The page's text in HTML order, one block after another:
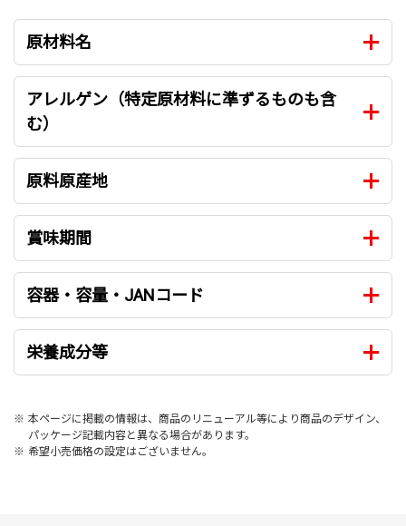
原材料名
アレルゲン（特定原材料に準ずるものも含
む）
原料原産地
賞味期間
容器・容量・JANコード
栄養成分等
※ 本ページに掲載の情報は、商品のリニューアル等により商品のデザイン、
パッケージ記載内容と異なる場合があります。
※ 希望小売価格の設定はございません。